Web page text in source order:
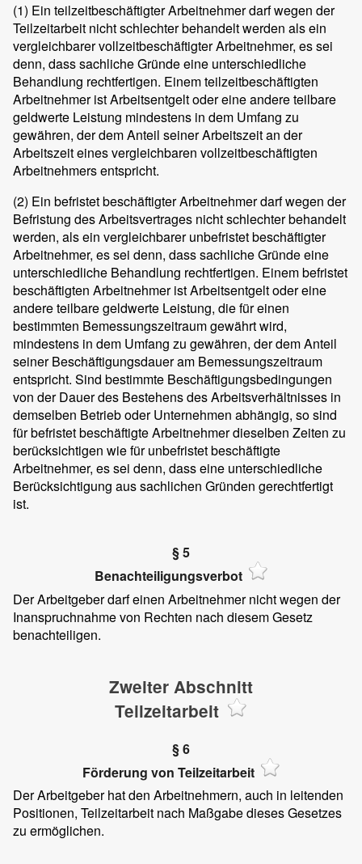
(1) Ein teilzeitbeschäftigter Arbeitnehmer darf wegen der
Teilzeitarbeit nicht schlechter behandelt werden als ein
vergleichbarer vollzeitbeschäftigter Arbeitnehmer, es sei
denn, dass sachliche Gründe eine unterschiedliche
Behandlung rechtfertigen. Einem teilzeitbeschäftigten
Arbeitnehmer ist Arbeitsentgelt oder eine andere teilbare
geldwerte Leistung mindestens in dem Umfang zu
gewähren, der dem Anteil seiner Arbeitszeit an der
Arbeitszeit eines vergleichbaren vollzeitbeschäftigten
Arbeitnehmers entspricht.
(2) Ein befristet beschäftigter Arbeitnehmer darf wegen der
Befristung des Arbeitsvertrages nicht schlechter behandelt
werden, als ein vergleichbarer unbefristet beschäftigter
Arbeitnehmer, es sei denn, dass sachliche Gründe eine
unterschiedliche Behandlung rechtfertigen. Einem befristet
beschäftigten Arbeitnehmer ist Arbeitsentgelt oder eine
andere teilbare geldwerte Leistung, die für einen
bestimmten Bemessungszeitraum gewährt wird,
mindestens in dem Umfang zu gewähren, der dem Anteil
seiner Beschäftigungsdauer am Bemessungszeitraum
entspricht. Sind bestimmte Beschäftigungsbedingungen
von der Dauer des Bestehens des Arbeitsverhältnisses in
demselben Betrieb oder Unternehmen abhängig, so sind
für befristet beschäftigte Arbeitnehmer dieselben Zeiten zu
berücksichtigen wie für unbefristet beschäftigte
Arbeitnehmer, es sei denn, dass eine unterschiedliche
Berücksichtigung aus sachlichen Gründen gerechtfertigt
ist.
§ 5
Benachteiligungsverbot
Der Arbeitgeber darf einen Arbeitnehmer nicht wegen der
Inanspruchnahme von Rechten nach diesem Gesetz
benachteiligen.
Zweiter Abschnitt
Teilzeitarbeit
§ 6
Förderung von Teilzeitarbeit
Der Arbeitgeber hat den Arbeitnehmern, auch in leitenden
Positionen, Teilzeitarbeit nach Maßgabe dieses Gesetzes
zu ermöglichen.